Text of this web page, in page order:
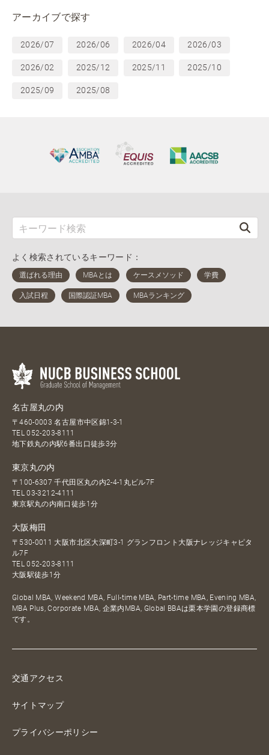
アーカイブで探す
2026/07 2026/06 2026/04 2026/03
2026/02 2025/12 2025/11 2025/10
2025/09 2025/08
よく検索されているキーワード：
名古屋丸の内
〒460-0003 名古屋市中区錦1-3-1
TEL052-203-8111
地下鉄丸の内駅6番出口徒歩3分
東京丸の内
〒100-6307 千代田区丸の内2-4-1丸ビル7F
TEL03-3212-4111
東京駅丸の内南口徒歩1分
大阪梅田
〒530-0011 大阪市北区大深町3-1 グランフロント大阪ナレッジキャピタ
ル7F
TEL052-203-8111
大阪駅徒歩1分
Global MBA, Weekend MBA, Full-time MBA, Part-time MBA, Evening MBA,
MBA Plus, Corporate MBA, 企業内MBA, Global BBAは栗本学園の登録商標
です。
交通アクセス
サイトマップ
プライバシーポリシー